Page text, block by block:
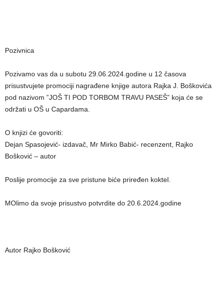
Pozivnica
Pozivamo vas da u subotu 29.06.2024.godine u 12 časova
prisustvujete promociji nagrađene knjige autora Rajka J. Boškovića
pod nazivom ”JOŠ TI POD TORBOM TRAVU PASEŠ” koja će se
održati u OŠ u Capardama.
O knjizi će govoriti:
Dejan Spasojević- izdavač, Mr Mirko Babić- recenzent, Rajko
Bošković – autor
Poslije promocije za sve pristune biće priređen koktel.
MOlimo da svoje prisustvo potvrdite do 20.6.2024.godine
Autor Rajko Bošković